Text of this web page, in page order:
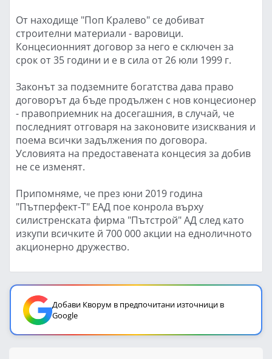
От находище "Поп Кралево" се добиват
строителни материали - варовици.
Концесионният договор за него е сключен за
срок от 35 години и е в сила от 26 юли 1999 г.
Законът за подземните богатства дава право
договорът да бъде продължен с нов концесионер
- правоприемник на досегашния, в случай, че
последният отговаря на законовите изисквания и
поема всички задължения по договора.
Условията на предоставената концесия за добив
не се изменят.
Припомняме, че през юни 2019 година
"Пътперфект-Т" ЕАД пое конрола върху
силистренската фирма "Пътстрой" АД след като
изкупи всичките й 700 000 акции на едноличното
акционерно дружество.
Добави Кворум в предпочитани източници в
Google